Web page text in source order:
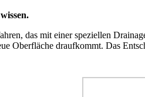
das mit einer speziellen
Oberfläche draufkommt. Das